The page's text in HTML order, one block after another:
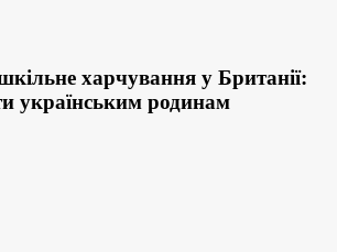
харчування у Британії:
українським родинам